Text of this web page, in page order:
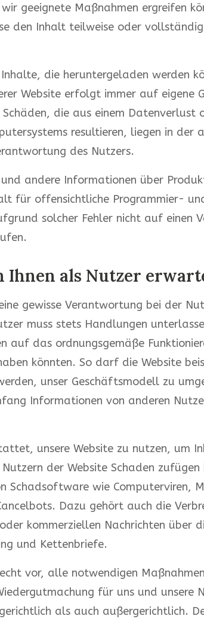
geeignete Maßnahmen ergreifen
den Inhalt teilweise oder
die heruntergeladen werden
Website erfolgt immer auf eigene
die aus einem Datenverlust
resultieren, liegen in der
des Nutzers.
und andere Informationen über
für offensichtliche Programmier-
solcher Fehler nicht auf einen
Ihnen als Nutzer
gewisse Verantwortung bei der
muss stets Handlungen
auf das ordnungsgemäße
könnten. So darf die Website
unser Geschäftsmodell zu
Informationen von anderen
unsere Website zu nutzen, um
der Website Schaden zufügen
Schadsoftware wie Computerviren,
Dazu gehört auch die
kommerziellen Nachrichten über
und Kettenbriefe.
vor, alle notwendigen
für uns und unsere
als auch außergerichtlich.